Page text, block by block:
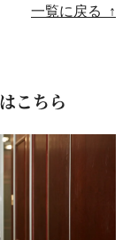
一覧に戻る ↑
こちら